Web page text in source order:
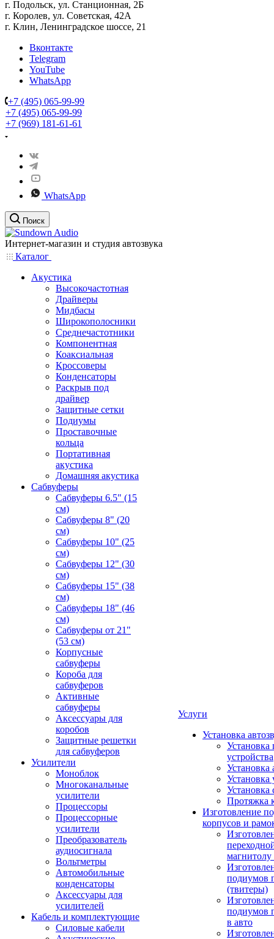
г. Подольск, ул. Станционная, 2Б
г. Королев, ул. Советская, 42А
г. Клин, Ленинградское шоссе, 21
Вконтакте
Telegram
YouTube
WhatsApp
+7 (495) 065-99-99
+7 (495) 065-99-99
+7 (969) 181-61-61
WhatsApp
Поиск
Интернет-магазин и студия автозвука
Каталог
Акустика
Высокочастотная
Драйверы
Мидбасы
Широкополосники
Среднечастотники
Компонентная
Коаксиальная
Кроссоверы
Конденсаторы
Раскрыв под
драйвер
Защитные сетки
Подиумы
Проставочные
кольца
Портативная
акустика
Домашняя акустика
Сабвуферы
Сабвуферы 6.5" (15
см)
Сабвуферы 8" (20
см)
Сабвуферы 10" (25
см)
Сабвуферы 12" (30
см)
Сабвуферы 15" (38
см)
Сабвуферы 18" (46
см)
Сабвуферы от 21"
(53 см)
Корпусные
сабвуферы
Короба для
сабвуферов
Активные
сабвуферы
Аксессуары для
коробов
Защитные решетки
для сабвуферов
Усилители
Моноблок
Многоканальные
усилители
Процессоры
Процессорные
усилители
Преобразователь
аудиосигнала
Вольтметры
Автомобильные
конденсаторы
Аксессуары для
усилителей
Кабель и комплектующие
Силовые кабели
Услуги
Установка
Установка
устройства
Установка
Установка
Установка
Протяжка
Изготовление
корпусов и
подиумов
(твитеры)
подиумов
в авто